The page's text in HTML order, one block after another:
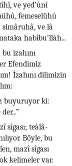
ve yed’ùnî
femeselühû
simâruhâ, ve lâ
habîbu’llàh...
izahını
Efendimiz
İzahını dilimizin
buyuruyor ki:
sîgası; teàlâ-
Böyle, bu
mazî sîgası
kelimeler var.